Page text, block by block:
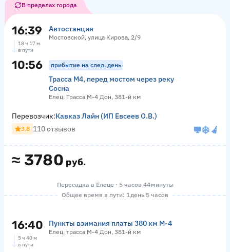
В пределах города
16:39 Автостанция
Мостовской, улица Кирова, 2/9
18 ч 17 м
в пути
10:56 прибытие на след. день
Трасса М4, перед мостом через реку
Сосна
Елец, Трасса М-4 Дон, 381-й км
≈ 3780 руб.
Перевозчик:Кавказ Лайн (ИП Евсеев О.В.)
3.8 110 отзывов
Пересадка в Елеце · 5 часов 44 минуты
Общее время в пути: 1 день 5 часов
16:40 Пункты взимания платы 380 км М-4
Елец, трасса М-4 Дон, 381-й км
5 ч 40 м
в пути